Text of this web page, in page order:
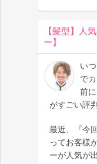
【髪型】人
ー】
い
で
前
がすごい評
最近、『今
ってお客様
ーが人気が